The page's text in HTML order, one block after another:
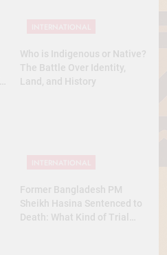
Who is Indigenous or Native?
The Battle Over Identity,
Land, and History
Former Bangladesh PM
Sheikh Hasina Sentenced to
Death: What Kind of Trial